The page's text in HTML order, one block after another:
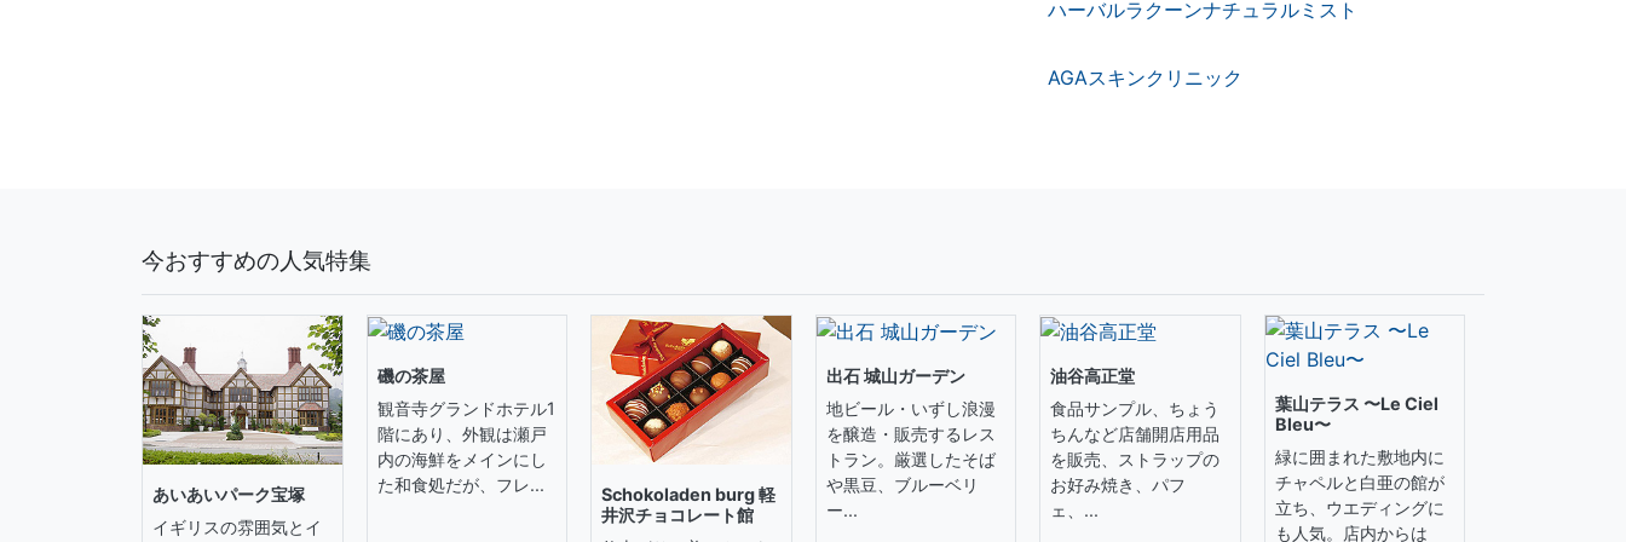
ハーバルラクーンナチュラルミスト
AGAスキンクリニック
今おすすめの人気特集
あいあいパーク宝塚
イギリスの雰囲気とイ
磯の茶屋
観音寺グランドホテル1
階にあり、外観は瀬戸
内の海鮮をメインにし
た和食処だが、フレ...
Schokoladen burg 軽
井沢チョコレート館
出石 城山ガーデン
地ビール・いずし浪漫
を醸造・販売するレス
トラン。厳選したそば
や黒豆、ブルーベリ
ー...
油谷高正堂
食品サンプル、ちょう
ちんなど店舗開店用品
を販売、ストラップの
お好み焼き、パフ
ェ、...
葉山テラス 〜Le Ciel
Bleu〜
緑に囲まれた敷地内に
チャペルと白亜の館が
立ち、ウエディングに
も人気。店内からは